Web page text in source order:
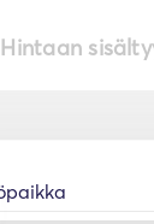
| Hintaan